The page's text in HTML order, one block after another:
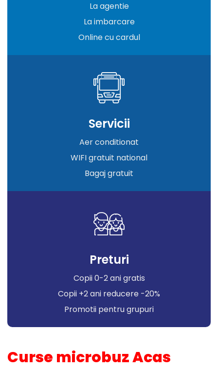
La agentie
La imbarcare
Online cu cardul
Servicii
Aer conditionat
WIFI gratuit national
Bagaj gratuit
Preturi
Copii 0-2 ani gratis
Copii +2 ani reducere -20%
Promotii pentru grupuri
Curse microbuz Acas